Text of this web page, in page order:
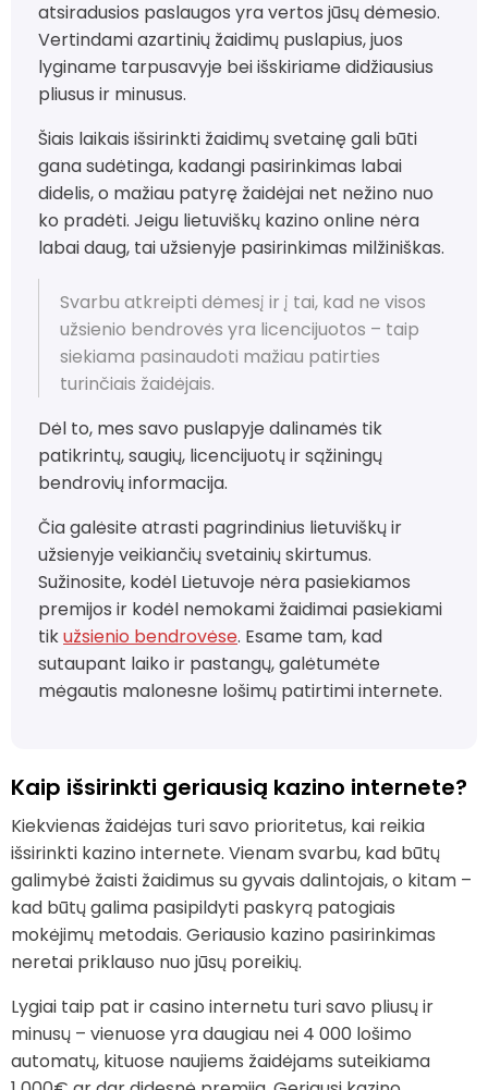
atsiradusios paslaugos yra vertos jūsų dėmesio.
Vertindami azartinių žaidimų puslapius, juos
lyginame tarpusavyje bei išskiriame didžiausius
pliusus ir minusus.
Šiais laikais išsirinkti žaidimų svetainę gali būti
gana sudėtinga, kadangi pasirinkimas labai
didelis, o mažiau patyrę žaidėjai net nežino nuo
ko pradėti. Jeigu lietuviškų kazino online nėra
labai daug, tai užsienyje pasirinkimas milžiniškas.
Svarbu atkreipti dėmesį ir į tai, kad ne visos
užsienio bendrovės yra licencijuotos – taip
siekiama pasinaudoti mažiau patirties
turinčiais žaidėjais.
Dėl to, mes savo puslapyje dalinamės tik
patikrintų, saugių, licencijuotų ir sąžiningų
bendrovių informacija.
Čia galėsite atrasti pagrindinius lietuviškų ir
užsienyje veikiančių svetainių skirtumus.
Sužinosite, kodėl Lietuvoje nėra pasiekiamos
premijos ir kodėl nemokami žaidimai pasiekiami
tikužsienio bendrovėse. Esame tam, kad
sutaupant laiko ir pastangų, galėtumėte
mėgautis malonesne lošimų patirtimi internete.
Kaip išsirinkti geriausią kazino internete?
Kiekvienas žaidėjas turi savo prioritetus, kai reikia
išsirinkti kazino internete. Vienam svarbu, kad būtų
galimybė žaisti žaidimus su gyvais dalintojais, o kitam –
kad būtų galima pasipildyti paskyrą patogiais
mokėjimų metodais. Geriausio kazino pasirinkimas
neretai priklauso nuo jūsų poreikių.
Lygiai taip pat ir casino internetu turi savo pliusų ir
minusų – vienuose yra daugiau nei 4 000 lošimo
automatų, kituose naujiems žaidėjams suteikiama